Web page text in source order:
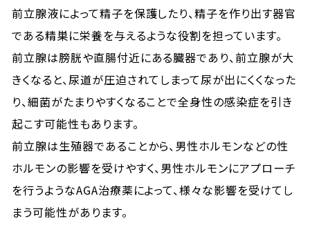
前立腺液によって精子を保護したり、精子を作り出す器官
である精巣に栄養を与えるような役割を担っています。
前立腺は膀胱や直腸付近にある臓器であり、前立腺が大
きくなると、尿道が圧迫されてしまって尿が出にくくなった
り、細菌がたまりやすくなることで全身性の感染症を引き
起こす可能性もあります。
前立腺は生殖器であることから、男性ホルモンなどの性
ホルモンの影響を受けやすく、男性ホルモンにアプローチ
を行うようなAGA治療薬によって、様々な影響を受けてし
まう可能性があります。